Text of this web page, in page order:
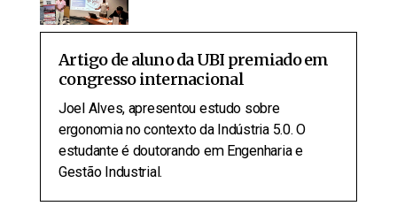
Artigo de aluno da UBI premiado em
congresso internacional
Joel Alves, apresentou estudo sobre
ergonomia no contexto da Indústria 5.0. O
estudante é doutorando em Engenharia e
Gestão Industrial.